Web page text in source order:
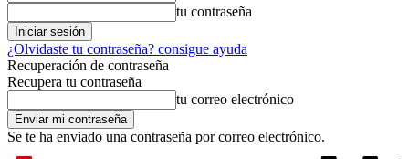
tu contraseña
¿Olvidaste tu contraseña? consigue ayuda
Recuperación de contraseña
Recupera tu contraseña
tu correo electrónico
Se te ha enviado una contraseña por correo electrónico.